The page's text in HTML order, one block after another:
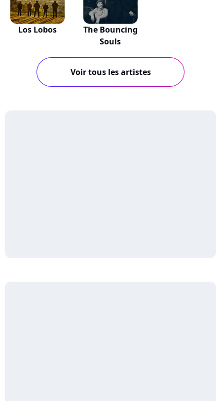
Los Lobos
The Bouncing
Souls
Voir tous les artistes